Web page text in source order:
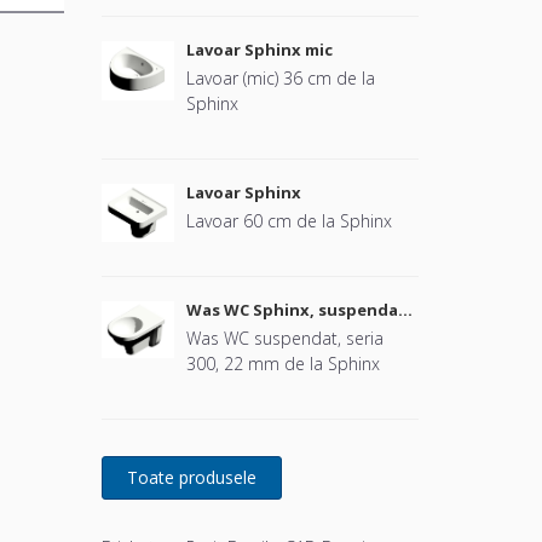
Lavoar Sphinx mic
Lavoar (mic) 36 cm de la
Sphinx
Lavoar Sphinx
Lavoar 60 cm de la Sphinx
Was WC Sphinx, suspendat
(fără capac)
Was WC suspendat, seria
300, 22 mm de la Sphinx